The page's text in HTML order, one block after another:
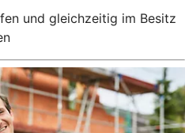
und gleichzeitig im Besitz